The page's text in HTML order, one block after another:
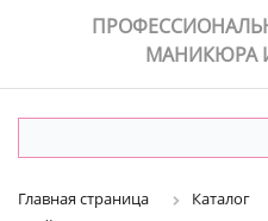
МАНИКЮРА
Главная страница Каталог